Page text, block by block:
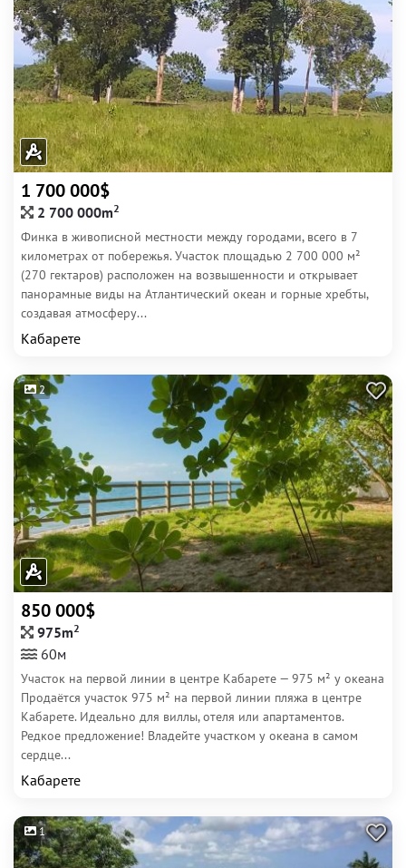
1 700 000$
2 700 000m2
Финка в живописной местности между городами, всего в 7
километрах от побережья. Участок площадью 2 700 000 м²
(270 гектаров) расположен на возвышенности и открывает
панорамные виды на Атлантический океан и горные хребты,
создавая атмосферу...
Кабарете
2
850 000$
975m2
60м
Участок на первой линии в центре Кабарете — 975 м² у океана
Продаётся участок 975 м² на первой линии пляжа в центре
Кабарете. Идеально для виллы, отеля или апартаментов.
Редкое предложение! Владейте участком у океана в самом
сердце...
Кабарете
1